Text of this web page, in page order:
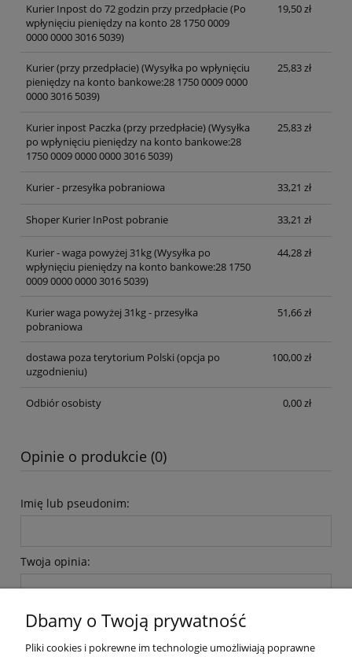
Kurier Inpost do 72 godzin przy przedpłacie(Po
wpłynięciu pieniędzy na konto 28 1750 0009
0000 0000 3016 5039)
19,50 zł
Kurier (przy przedpłacie)(Wysyłka po wpłynięciu
pieniędzy na konto bankowe:28 1750 0009 0000
0000 3016 5039)
25,83 zł
Kurier inpost Paczka (przy przedpłacie)(Wysyłka
po wpłynięciu pieniędzy na konto bankowe:28
1750 0009 0000 0000 3016 5039)
25,83 zł
Kurier - przesyłka pobraniowa 33,21 zł
Shoper Kurier InPost pobranie 33,21 zł
Kurier - waga powyżej 31kg(Wysyłka po
wpłynięciu pieniędzy na konto bankowe:28 1750
0009 0000 0000 3016 5039)
44,28 zł
Kurier waga powyżej 31kg - przesyłka
pobraniowa
51,66 zł
dostawa poza terytorium Polski (opcja po
uzgodnieniu)
100,00 zł
Odbiór osobisty 0,00 zł
Opinie o produkcie (0)
Imię lub pseudonim:
Twoja opinia:
Dbamy o Twoją prywatność
Pliki cookies i pokrewne im technologie umożliwiają poprawne